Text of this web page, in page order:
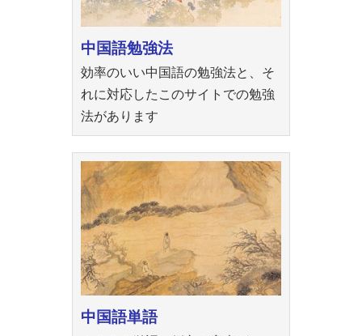
中国語勉強法
効率のいい中国語の勉強法と、そ
れに対応したこのサイトでの勉強
法があります
中国語単語